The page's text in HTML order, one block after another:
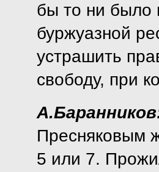
бы то ни было
буржуазной
устрашить
свободу, при
Пресняковым
5 или 7.